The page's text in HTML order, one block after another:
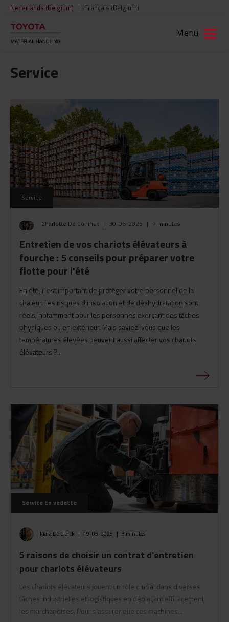
Nederlands (Belgium) | Français (Belgium)
Menu
Service
Service
Charlotte De Coninck | 30-06-2025 | 7 minutes
Entretien de vos chariots élévateurs à
fourche : 5 conseils pour préparer votre
flotte pour l'été
En été, il est important de protéger votre personnel de la
chaleur. Les risques d’insolation et de déshydratation sont
réels, notamment pour les personnes exerçant des tâches
physiques ou en extérieur. Mais saviez-vous que les
températures élevées peuvent aussi affecter vos chariots
élévateurs ?...
Service En vedette
Kiara De Clerck | 19-05-2025 | 3 minutes
5 raisons de choisir un contrat d'entretien
pour chariots élévateurs
Les chariots élévateurs jouent un rôle crucial dans diverses
tâches industrielles et logistiques en déplaçant efficacement
les marchandises. Pour s'assurer que ces machines...